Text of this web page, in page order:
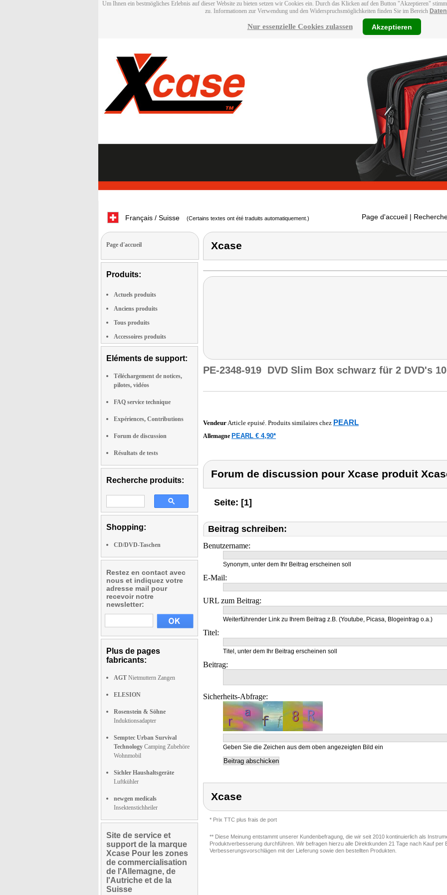
Um Ihnen ein bestmögliches Erlebnis auf dieser Website zu bieten setzen wir Cookies ein. Durch das Klicken auf den Button "Akzeptieren"
zu. Informationen zur Verwendung und den Widerspruchsmöglichkeiten finden Sie im Bereich
Nur essenzielle Cookies zulassen Akzeptieren
Français / Suisse (Certains textes ont été traduits automatiquement.) Page d'accueil |
Page d'accueil
Produits:
Actuels produits
Anciens produits
Tous produits
Accessoires produits
Eléments de support:
Téléchargement de notices,
pilotes, vidéos
FAQ service technique
Expériences, Contributions
Forum de discussion
Résultats de tests
Recherche produits:
Shopping:
CD/DVD-Taschen
Restez en contact avec
nous et indiquez votre
adresse mail pour
recevoir notre
newsletter:
Plus de pages
fabricants:
AGT Nietmuttern Zangen
ELESION
Rosenstein & Söhne
Induktionsadapter
Semptec Urban Survival
Technology Camping Zubehöre
Wohnmobil
Sichler Haushaltsgeräte
Luftkühler
newgen medicals
Insektenstichheiler
Site de service et
support de la marque
Xcase Pour les zones
de commercialisation
de l'Allemagne, de
l'Autriche et de la
Suisse
Xcase
PE-2348-919 DVD Slim Box schwarz für 2 DVD's
VendeurArticle epuisé. Produits similaires chez PEARL
Allemagne PEARL € 4,90*
Forum de discussion pour Xcase produit
Seite: [1]
Beitrag schreiben:
Benutzername:
Synonym, unter dem Ihr Beitrag erscheinen soll
E-Mail:
URL zum Beitrag:
Weiterführender Link zu Ihrem Beitrag z.B. (Youtube, Picasa, Blogeintrag o.a.)
Titel:
Titel, unter dem Ihr Beitrag erscheinen soll
Beitrag:
Sicherheits-Abfrage:
Geben Sie die Zeichen aus dem oben angezeigten Bild ein
Xcase
* Prix TTC plus frais de port
** Diese Meinung entstammt unserer Kundenbefragung, die wir seit 2010 kontinuierlich als
Produktverbesserung durchführen. Wir befragen hierzu alle Direktkunden 21 Tage nach Kauf per
Verbesserungsvorschlägen mit der Lieferung sowie den bestellten Produkten.